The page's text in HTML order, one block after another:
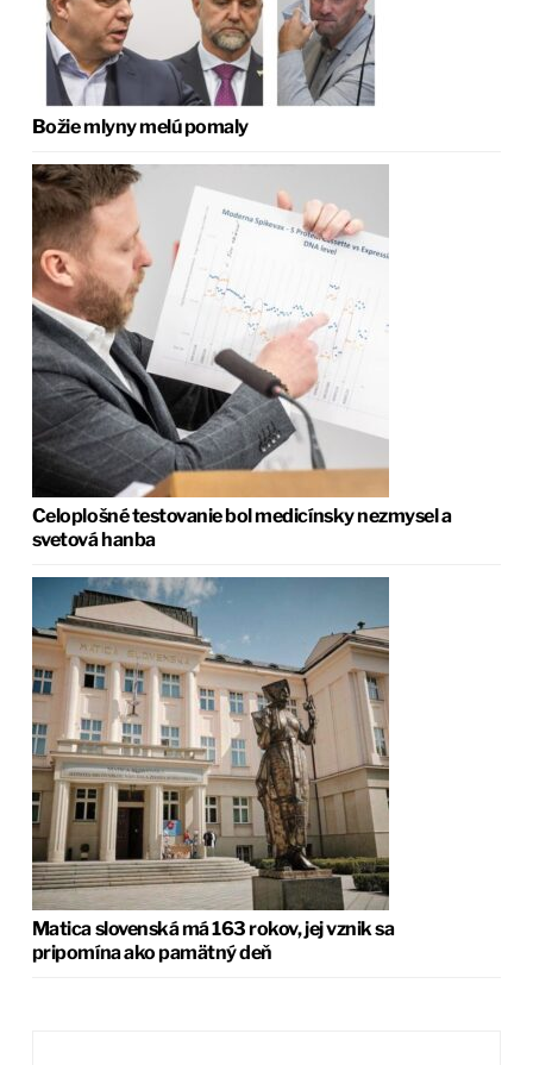
Božie mlyny melú pomaly
Celoplošné testovanie bol medicínsky nezmysel a
svetová hanba
Matica slovenská má 163 rokov, jej vznik sa
pripomína ako pamätný deň